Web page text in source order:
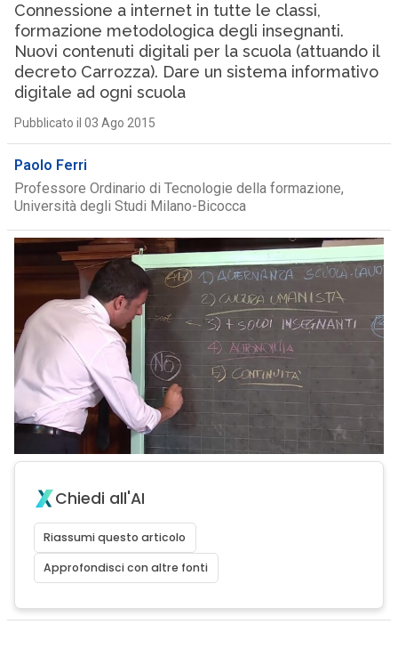
Connessione a internet in tutte le classi,
formazione metodologica degli insegnanti.
Nuovi contenuti digitali per la scuola (attuando il
decreto Carrozza). Dare un sistema informativo
digitale ad ogni scuola
Pubblicato il 03 Ago 2015
Paolo Ferri
Professore Ordinario di Tecnologie della formazione,
Università degli Studi Milano-Bicocca
Chiedi all'AI
Riassumi questo articolo
Approfondisci con altre fonti